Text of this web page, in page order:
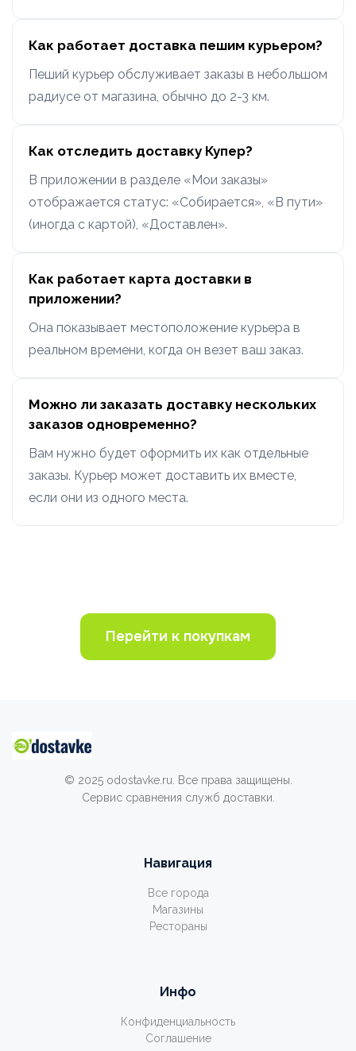
Как работает доставка пешим курьером?
Пеший курьер обслуживает заказы в небольшом
радиусе от магазина, обычно до 2-3 км.
Как отследить доставку Купер?
В приложении в разделе «Мои заказы»
отображается статус: «Собирается», «В пути»
(иногда с картой), «Доставлен».
Как работает карта доставки в
приложении?
Она показывает местоположение курьера в
реальном времени, когда он везет ваш заказ.
Можно ли заказать доставку нескольких
заказов одновременно?
Вам нужно будет оформить их как отдельные
заказы. Курьер может доставить их вместе,
если они из одного места.
Перейти к покупкам
© 2025 odostavke.ru. Все права защищены.
Сервис сравнения служб доставки.
Навигация
Все города
Магазины
Рестораны
Инфо
Конфиденциальность
Соглашение